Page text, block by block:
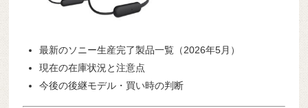
最新のソニー生産完了製品一覧（2026年5月）
現在の在庫状況と注意点
今後の後継モデル・買い時の判断